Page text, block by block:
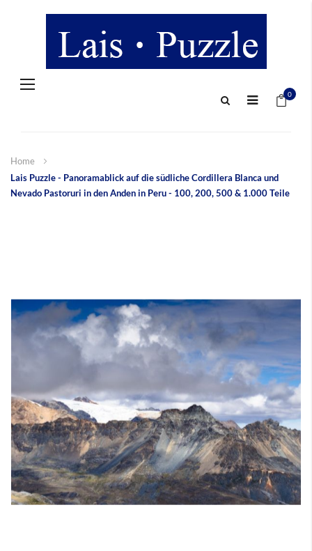
Navigation
0
Home
Lais Puzzle - Panoramablick auf die südliche Cordillera Blanca und
Nevado Pastoruri in den Anden in Peru - 100, 200, 500 & 1.000 Teile